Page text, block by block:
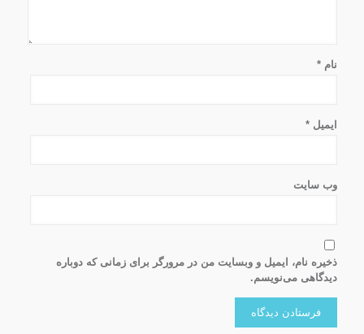
نام*
ایمیل*
وب‌ سایت
ذخیره نام، ایمیل و وبسایت من در مرورگر برای زمانی که دوباره
دیدگاهی می‌نویسم.